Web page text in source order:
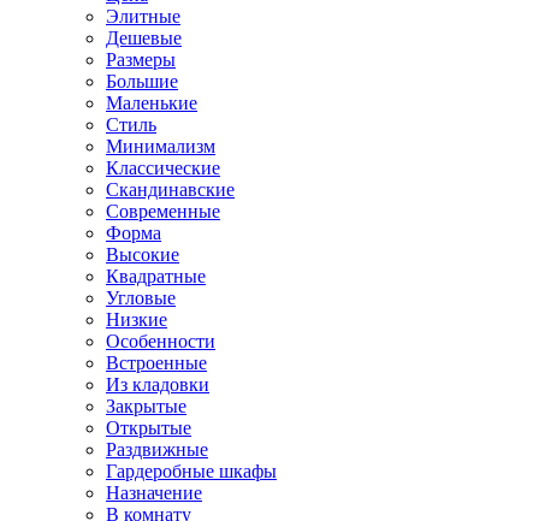
Элитные
Дешевые
Размеры
Большие
Маленькие
Стиль
Минимализм
Классические
Скандинавские
Современные
Форма
Высокие
Квадратные
Угловые
Низкие
Особенности
Встроенные
Из кладовки
Закрытые
Открытые
Раздвижные
Гардеробные шкафы
Назначение
В комнату